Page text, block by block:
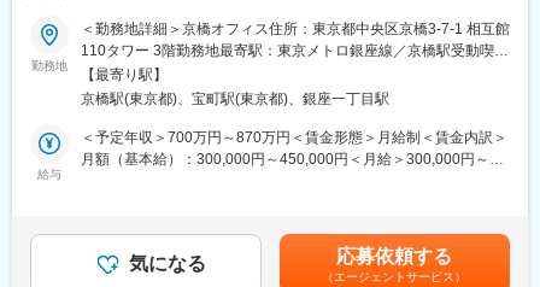
（2）進捗管理
工事のスケジュールや予算が計画通りに進んでいるかを確認し、
施工会社と連携しながら調整を行います。
品質・コスト・納期のバランスを見ながらプロジェクト全体を管
■商品企画の改善・基準見直し（約2割）
ーム内容や企画基準の見直し・改善を行います。
■業務内容：
・業界・マーケット分析や事業ニーズ・シーズの収集
・収集した事業ニーズ・シーズの事業性検討と実際のビジネスモ
デル構築
・新規ビジネスプランの策定・実行（事業計画の策定を含む）
・事業参入のフィジビリティスタディ および テストマーケティン
も可能性あり
会社全体を巻き込んだ事業開発の推進業務をお任せいたします。
勤務地
＜勤務地詳細＞京橋オフィス住所：東京都中央区京橋3-7-1 相互館
110タワー 3階勤務地最寄駅：東京メトロ銀座線／京橋駅受動喫煙
対策：屋内全面禁煙
【最寄り駅】
京橋駅(東京都)、宝町駅(東京都)、銀座一丁目駅
給与
＜予定年収＞700万円～870万円＜賃金形態＞月給制＜賃金内訳＞
月額（基本給）：300,000円～450,000円＜月給＞300,000円～
績年4ヶ月分賃金はあくまでも目安の金額であり、選考を通じて上
下する可能性があります。月給(月額)は固定手当を含めた表記で
気になる 応募依頼する
（エージェントサービス）